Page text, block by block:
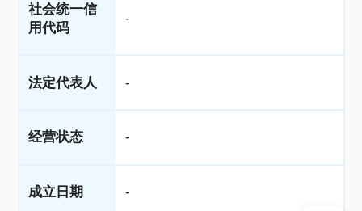
社会统一信
用代码
-
法定代表人 -
经营状态 -
成立日期 -